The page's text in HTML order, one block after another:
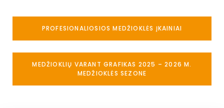
PROFESIONALIOSIOS MEDŽIOKLĖS ĮKAINIAI
MEDŽIOKLIŲ VARANT GRAFIKAS 2025 – 2026 M.
MEDŽIOKLĖS SEZONE